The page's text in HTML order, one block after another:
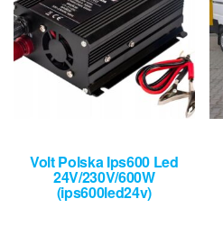
Volt Polska Ips600 Led
24V/230V/600W
(ips600led24v)